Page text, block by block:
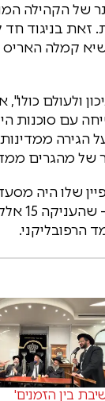
של הקהילה
קמלה האריס
כולו",
ממדינות
של מהגרים
היה מסעד
מייקל,
הרפובליקני.
בין הזמנים'